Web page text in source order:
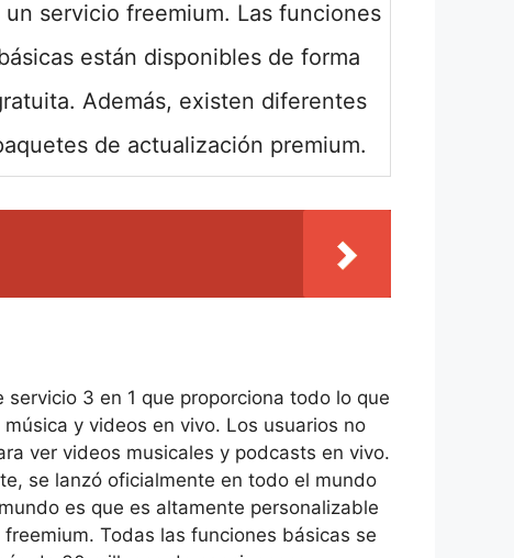
un servicio freemium. Las funciones
están disponibles de forma
Además, existen diferentes
de actualización premium.
3 en 1 que proporciona todo lo que
y videos en vivo. Los usuarios no
ver videos musicales y podcasts en vivo.
se lanzó oficialmente en todo el mundo
es que es altamente personalizable
Todas las funciones básicas se